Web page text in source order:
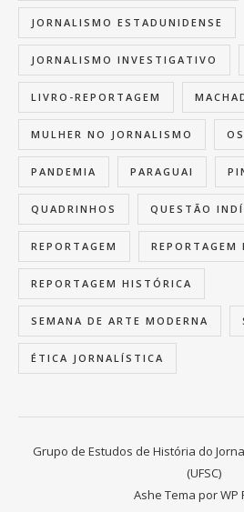
JORNALISMO ESTADUNIDENSE
JORNALISMO INVESTIGATIVO
LIVRO-REPORTAGEM
MULHER NO JORNALISMO
PANDEMIA PARAGUAI
QUADRINHOS QUESTÃO
REPORTAGEM REPORTAGEM
REPORTAGEM HISTÓRICA
SEMANA DE ARTE MODERNA
ÉTICA JORNALÍSTICA
Grupo de Estudos de História do
(UFSC)
Ashe Tema porWP